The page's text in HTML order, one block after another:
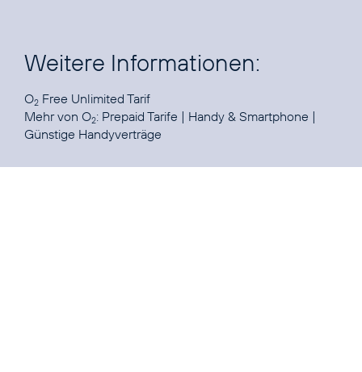
Weitere Informationen:
O2 Free Unlimited Tarif
Mehr von O2: Prepaid Tarife | Handy & Smartphone |
Günstige Handyverträge